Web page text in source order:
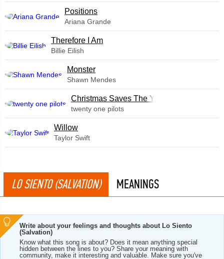
​Positions
Ariana Grande
Therefore I Am
Billie Eilish
Monster
Shawn Mendes
Christmas Saves The Year
twenty one pilots
Willow
Taylor Swift
LO SIENTO (SALVATION) MEANINGS
Write about your feelings and thoughts about Lo Siento
(Salvation)
Know what this song is about? Does it mean anything special
hidden between the lines to you? Share your meaning with
community, make it interesting and valuable. Make sure you've